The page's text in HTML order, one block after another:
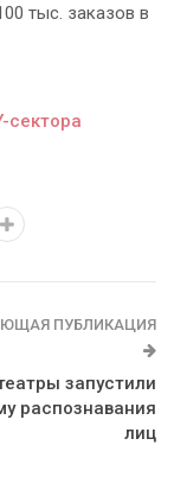
тыс. заказов в
сектора
ПУБЛИКАЦИЯ
запустили
распознавания
лиц